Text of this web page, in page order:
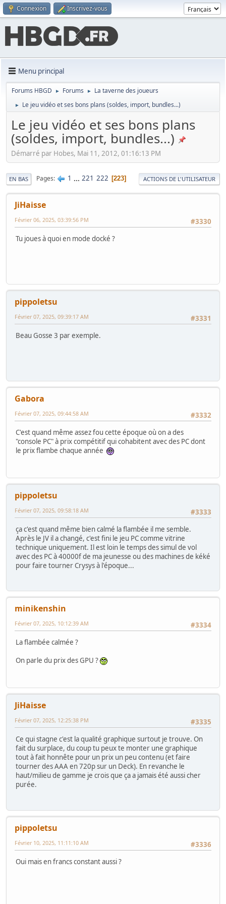
Connexion Inscrivez-vous
Menu principal
Forums HBGD ► Forums ► La taverne des joueurs
► Le jeu vidéo et ses bons plans (soldes, import, bundles...)
Le jeu vidéo et ses bons plans
(soldes, import, bundles...)
Démarré par Hobes, Mai 11, 2012, 01:16:13 PM
EN BAS Pages 1 ... 221 222 223 ACTIONS DE L'UTILISATEUR
JiHaisse
#3330
Février 06, 2025, 03:39:56 PM
Tu joues à quoi en mode docké ?
pippoletsu
#3331
Février 07, 2025, 09:39:17 AM
Beau Gosse 3 par exemple.
Gabora
#3332
Février 07, 2025, 09:44:58 AM
C'est quand même assez fou cette époque où on a des
"console PC" à prix compétitif qui cohabitent avec des PC dont
le prix flambe chaque année
pippoletsu
#3333
Février 07, 2025, 09:58:18 AM
ça c'est quand même bien calmé la flambée il me semble.
Après le JV il a changé, c'est fini le jeu PC comme vitrine
technique uniquement. Il est loin le temps des simul de vol
avec des PC à 40000f de ma jeunesse ou des machines de kéké
pour faire tourner Crysys à l'époque...
minikenshin
#3334
Février 07, 2025, 10:12:39 AM
La flambée calmée ?
On parle du prix des GPU ?
JiHaisse
#3335
Février 07, 2025, 12:25:38 PM
Ce qui stagne c'est la qualité graphique surtout je trouve. On
fait du surplace, du coup tu peux te monter une graphique
tout à fait honnête pour un prix un peu contenu (et faire
tourner des AAA en 720p sur un Deck). En revanche le
haut/milieu de gamme je crois que ça a jamais été aussi cher
purée.
pippoletsu
#3336
Février 10, 2025, 11:11:10 AM
Oui mais en francs constant aussi ?